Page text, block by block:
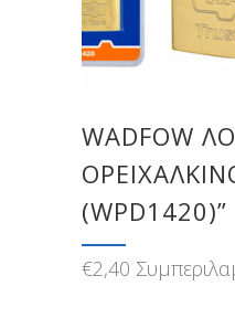
WADFOW
(WPD1420)”
€2,40